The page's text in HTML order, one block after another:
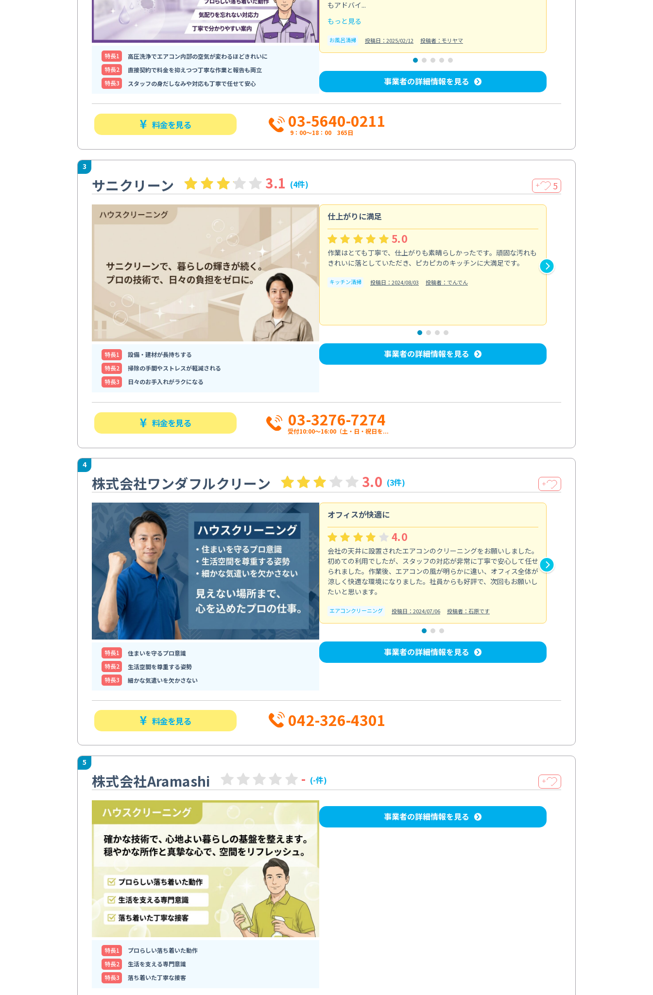
特⻑1
高圧洗浄でエアコン内部の空気が変わるほどきれいに
特⻑2
直接契約で料金を抑えつつ丁寧な作業と報告も両立
特⻑3
スタッフの身だしなみや対応も丁寧で任せて安心
もアドバイ...
もっと見る
お風呂清掃 投稿日：2025/02/12 投稿者：モリヤマ
事業者の詳細情報を見る
料金を見る 03-5640-0211
9：00～18：00 365日
3
サニクリーン 3.1 (4件) ＋ 5
特⻑1
設備・建材が長持ちする
特⻑2
掃除の手間やストレスが軽減される
特⻑3
日々のお手入れがラクになる
仕上がりに満足
5.0
作業はとても丁寧で、仕上がりも素晴らしかったです。頑固な汚れも
きれいに落としていただき、ピカピカのキッチンに大満足です。
キッチン清掃 投稿日：2024/08/03 投稿者：でんでん
事業者の詳細情報を見る
料金を見る 03-3276-7274
受付10:00〜16:00（土・日・祝日を...
4
株式会社ワンダフルクリーン 3.0 (3件) ＋
特⻑1
住まいを守るプロ意識
特⻑2
生活空間を尊重する姿勢
特⻑3
細かな気遣いを欠かさない
オフィスが快適に
4.0
会社の天井に設置されたエアコンのクリーニングをお願いしました。
初めての利用でしたが、スタッフの対応が非常に丁寧で安心して任せ
られました。作業後、エアコンの風が明らかに違い、オフィス全体が
涼しく快適な環境になりました。社員からも好評で、次回もお願いし
たいと思います。
エアコンクリーニング 投稿日：2024/07/06 投稿者：石原です
事業者の詳細情報を見る
料金を見る 042-326-4301
5
株式会社Aramashi - (-件) ＋
特⻑1
プロらしい落ち着いた動作
特⻑2
生活を支える専門意識
特⻑3
落ち着いた丁寧な接客
事業者の詳細情報を見る